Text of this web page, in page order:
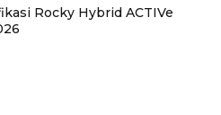
Rocky Hybrid ACTIVe